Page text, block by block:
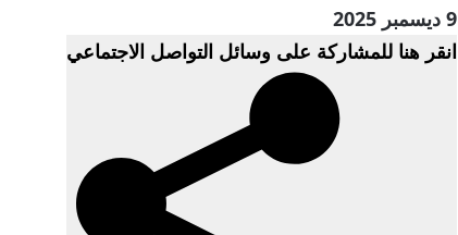
تم
النشر
9 ديسمبر 2025
انقر هنا للمشاركة على وسائل التواصل الاجتماعي